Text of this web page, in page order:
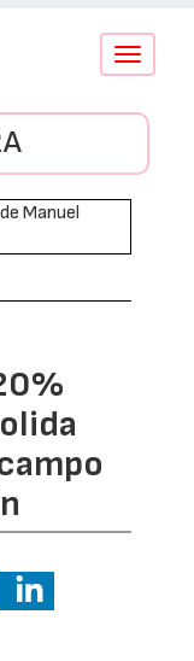
Conmutar